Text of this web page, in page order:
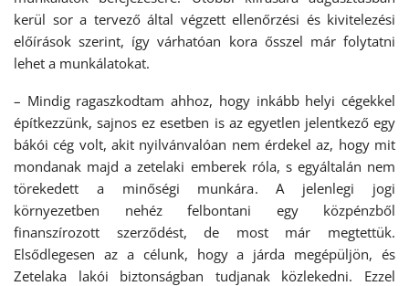
kerül sor a tervező által végzett ellenőrzési és kivitelezési
előírások szerint, így várhatóan kora ősszel már folytatni
lehet a munkálatokat.
– Mindig ragaszkodtam ahhoz, hogy inkább helyi cégekkel
építkezzünk, sajnos ez esetben is az egyetlen jelentkező egy
bákói cég volt, akit nyilvánvalóan nem érdekel az, hogy mit
mondanak majd a zetelaki emberek róla, s egyáltalán nem
törekedett a minőségi munkára. A jelenlegi jogi
környezetben nehéz felbontani egy közpénzből
finanszírozott szerződést, de most már megtettük.
Elsődlegesen az a célunk, hogy a járda megépüljön, és
Zetelaka lakói biztonságban tudjanak közlekedni. Ezzel